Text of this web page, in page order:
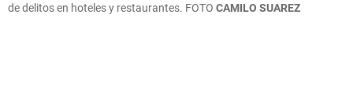
de delitos en hoteles y restaurantes. FOTO CAMILO SUAREZ